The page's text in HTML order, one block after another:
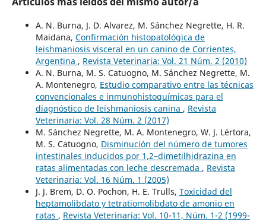
A. N. Burna, J. D. Alvarez, M. Sánchez Negrette, H. R.
Maidana, Confirmación histopatológica de
leishmaniosis visceral en un canino de Corrientes,
Argentina , Revista Veterinaria: Vol. 21 Núm. 2 (2010)
A. N. Burna, M. S. Catuogno, M. Sánchez Negrette, M.
A. Montenegro, Estudio comparativo entre las técnicas
convencionales e inmunohistoquímicas para el
diagnóstico de leishmaniosis canina , Revista
Veterinaria: Vol. 28 Núm. 2 (2017)
M. Sánchez Negrette, M. A. Montenegro, W. J. Lértora,
M. S. Catuogno, Disminución del número de tumores
intestinales inducidos por 1,2–dimetilhidrazina en
ratas alimentadas con leche descremada , Revista
Veterinaria: Vol. 16 Núm. 1 (2005)
J. J. Brem, D. O. Pochon, H. E. Trulls, Toxicidad del
heptamolibdato y tetratiomolibdato de amonio en
ratas , Revista Veterinaria: Vol. 10-11, Núm. 1-2 (1999-